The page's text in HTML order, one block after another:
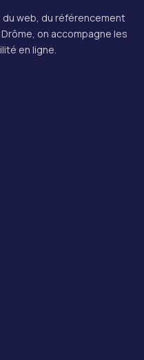
web, du référencement
on accompagne les
en ligne.